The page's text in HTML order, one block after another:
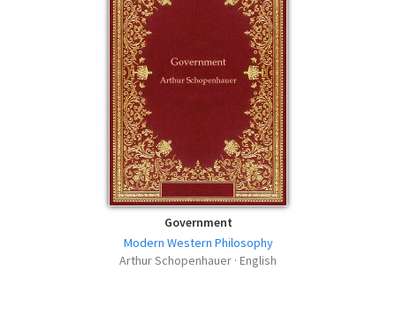
The Art of Controversy - Arthur
Schopenhauer - MOBI
mobi | 73.46 KB | 646 hits
The Art of Controversy - Arthur
Schopenhauer - FB2
fb2 | 113.68 KB | 934 hits
The Art of Controversy - Arthur
Schopenhauer - AZW3
azw3 | 79.32 KB | 727 hits
Government
Modern Western Philosophy
Arthur Schopenhauer · English